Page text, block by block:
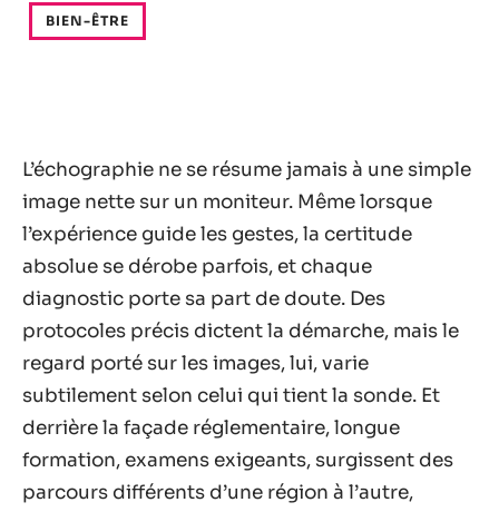
BIEN-ÊTRE
L’échographie ne se résume jamais à une simple
image nette sur un moniteur. Même lorsque
l’expérience guide les gestes, la certitude
absolue se dérobe parfois, et chaque
diagnostic porte sa part de doute. Des
protocoles précis dictent la démarche, mais le
regard porté sur les images, lui, varie
subtilement selon celui qui tient la sonde. Et
derrière la façade réglementaire, longue
formation, examens exigeants, surgissent des
parcours différents d’une région à l’autre,